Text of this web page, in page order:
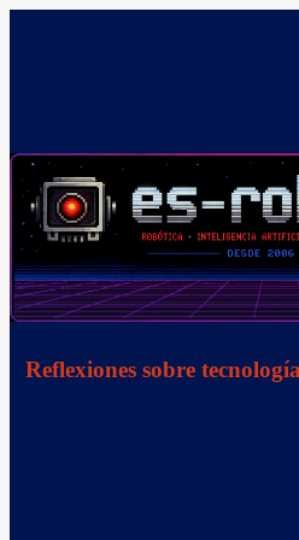
Reflexiones sobre